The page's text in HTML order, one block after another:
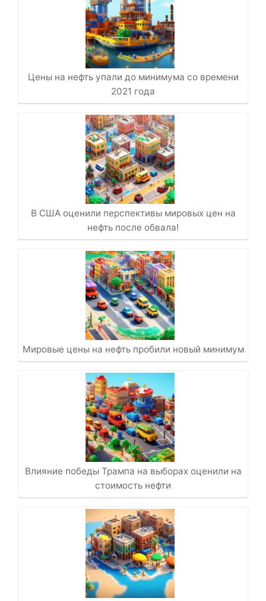
Цены на нефть упали до минимума со времени
2021 года
В США оценили перспективы мировых цен на
нефть после обвала!
Мировые цены на нефть пробили новый минимум
Влияние победы Трампа на выборах оценили на
стоимость нефти